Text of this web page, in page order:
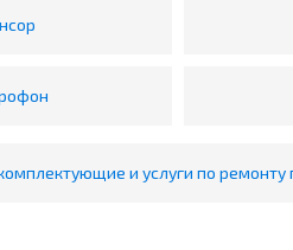
и услуги по ремонту